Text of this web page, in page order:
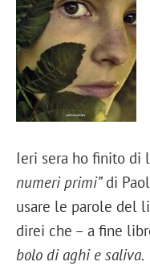
Ieri sera ho finito di
numeri primi”di
usare le parole del
direi che – a fine
bolo di aghi e saliva.